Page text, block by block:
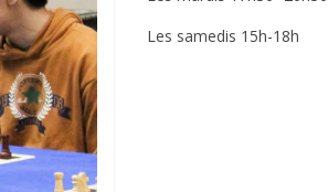
Les samedis 15h-18h